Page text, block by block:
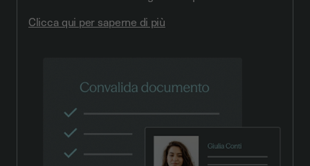
Clicca qui per saperne di più